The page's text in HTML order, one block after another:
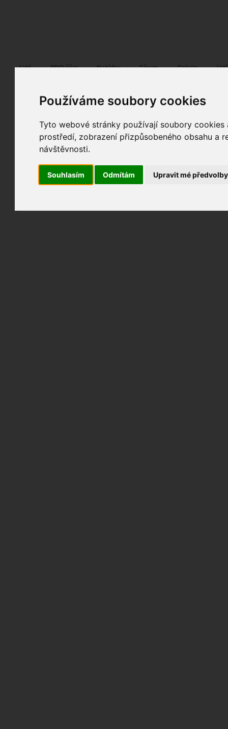
Používáme soubory cookies
Tyto webové stránky používají soubory
prostředí, zobrazení přizpůsobeného obsahu a
návštěvnosti.
Souhlasím Odmítám Upravit mé předvolby
Lidé PRO účet Nabídky Fórum Galerie
Mil4nek 15:09 portrét
Terezka :-)
spolupráce fotografováno fotky autora